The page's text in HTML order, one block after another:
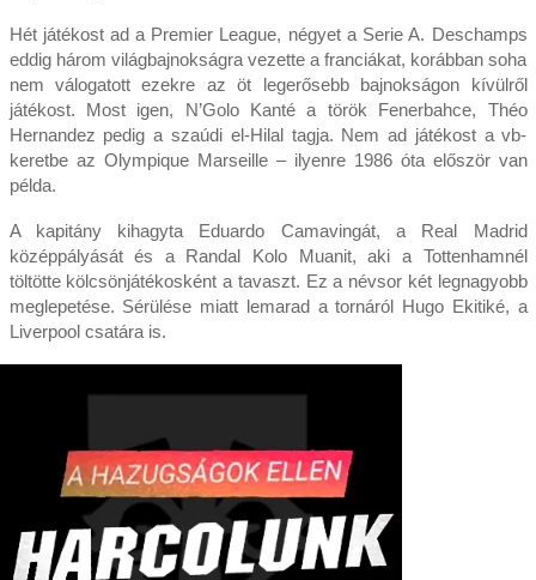
Hét játékost ad a Premier League, négyet a Serie A. Deschamps
eddig három világbajnokságra vezette a franciákat, korábban soha
nem válogatott ezekre az öt legerősebb bajnokságon kívülről
játékost. Most igen, N’Golo Kanté a török Fenerbahce, Théo
Hernandez pedig a szaúdi el-Hilal tagja. Nem ad játékost a vb-
keretbe az Olympique Marseille – ilyenre 1986 óta először van
példa.
A kapitány kihagyta Eduardo Camavingát, a Real Madrid
középpályását és a Randal Kolo Muanit, aki a Tottenhamnél
töltötte kölcsönjátékosként a tavaszt. Ez a névsor két legnagyobb
meglepetése. Sérülése miatt lemarad a tornáról Hugo Ekitiké, a
Liverpool csatára is.